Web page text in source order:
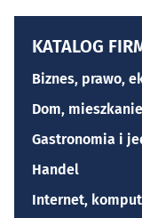
KATALOG
Biznes, prawo,
Dom,
Gastronomia i
Handel
Internet,